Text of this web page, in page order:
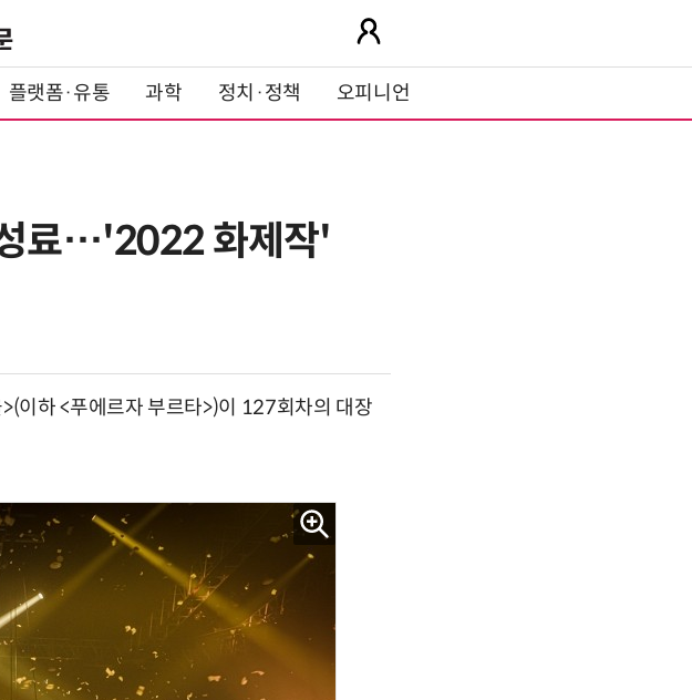
플랫폼·유통 과학 정치·정책 오피니언
료…'2022 화제작'
이하 <푸에르자 부르타>)이 127회차의 대장